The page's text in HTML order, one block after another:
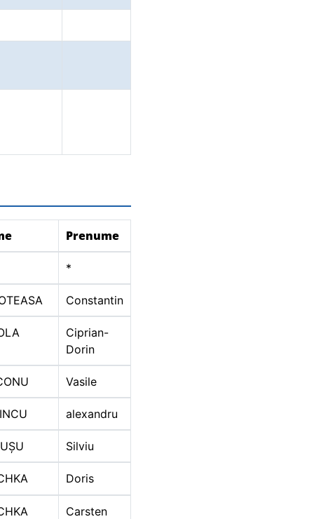
Prenume
*
Constantin
Ciprian-
Dorin
Vasile
alexandru
Silviu
Doris
Carsten